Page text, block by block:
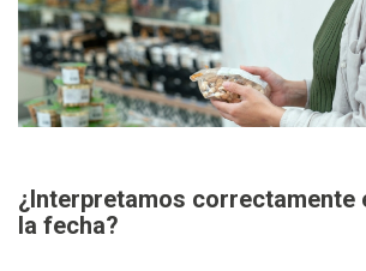
¿Interpretamos correctamente
la fecha?